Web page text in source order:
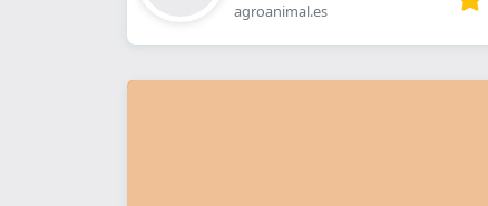
agroanimal.es